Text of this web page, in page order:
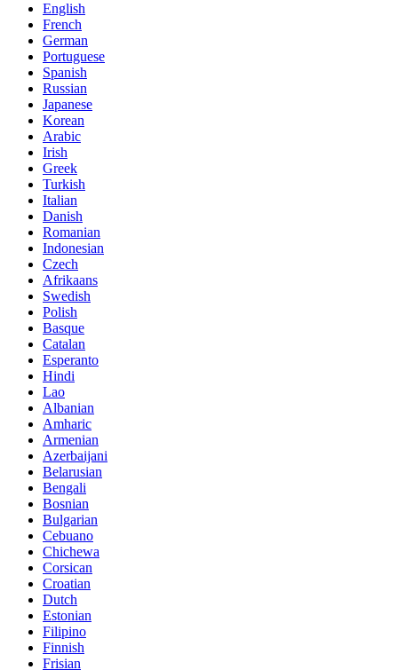
English
French
German
Portuguese
Spanish
Russian
Japanese
Korean
Arabic
Irish
Greek
Turkish
Italian
Danish
Romanian
Indonesian
Czech
Afrikaans
Swedish
Polish
Basque
Catalan
Esperanto
Hindi
Lao
Albanian
Amharic
Armenian
Azerbaijani
Belarusian
Bengali
Bosnian
Bulgarian
Cebuano
Chichewa
Corsican
Croatian
Dutch
Estonian
Filipino
Finnish
Frisian